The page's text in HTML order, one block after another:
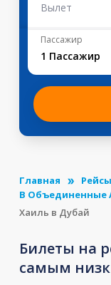
Вылет
Пассажир
1 Пассажир
Главная
Рейсы
В Объединенные
Хаиль в Дубай
Билеты на
самым